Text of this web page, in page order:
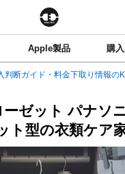
Apple製品 購
判断ガイド・料金下取り情報の
ゼット パナソ
ト型の衣類ケア